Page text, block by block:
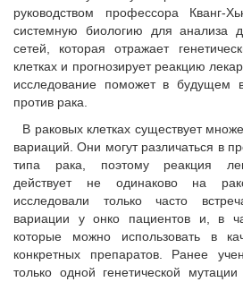
руководством профессора Кванг-
системную биологию для анализа
сетей, которая отражает
клетках и прогнозирует реакцию
исследование поможет в будущем
против рака.
В раковых клетках существует
вариаций. Они могут различаться в
типа рака, поэтому реакция
действует не одинаково на
исследовали только часто
вариации у онко пациентов и, в
которые можно использовать в
конкретных препаратов. Ранее
только одной генетической